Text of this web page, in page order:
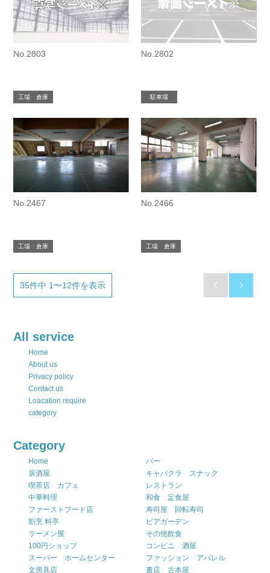
No.2803
工場 倉庫
No.2802
駐車場
No.2467
工場 倉庫
No.2466
工場 倉庫
35件中 1〜12件を表示  
All service
Home
About us
Privacy policy
Contact us
Loacation require
category
Category
Home
バー
居酒屋
キャバクラ スナック
喫茶店 カフェ
レストラン
中華料理
和食 定食屋
ファーストフード店
寿司屋 回転寿司
割烹 料亭
ビアガーデン
ラーメン屋
その他飲食
100円ショップ
コンビニ 酒屋
スーパー ホームセンター
ファッション アパレル
文房具店
書店 古本屋